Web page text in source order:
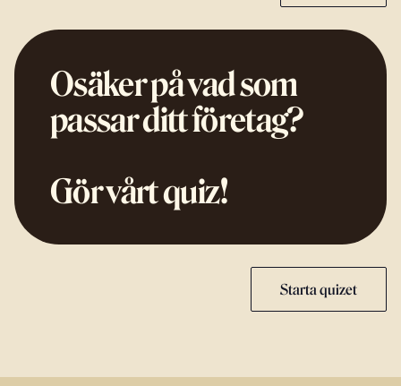
Osäker på vad som
passar ditt företag?
Gör vårt quiz!
Starta quizet